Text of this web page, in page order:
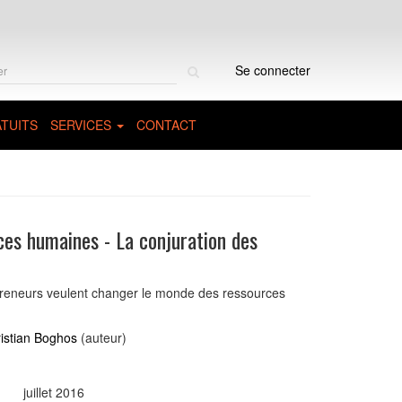
Se connecter
SERVICES CONTACT
humaines - La conjuration des
veulent changer le monde des ressources
Boghos (auteur)
juillet 2016